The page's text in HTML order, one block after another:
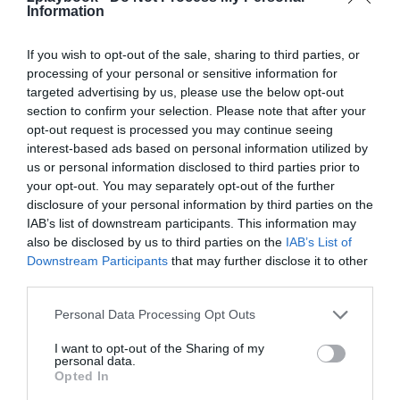
Information
If you wish to opt-out of the sale, sharing to third parties, or
processing of your personal or sensitive information for
targeted advertising by us, please use the below opt-out
section to confirm your selection. Please note that after your
opt-out request is processed you may continue seeing
interest-based ads based on personal information utilized by
us or personal information disclosed to third parties prior to
your opt-out. You may separately opt-out of the further
disclosure of your personal information by third parties on the
IAB’s list of downstream participants. This information may
also be disclosed by us to third parties on the IAB’s List of
Downstream Participants that may further disclose it to other
Personal Data Processing Opt Outs
I want to opt-out of the Sharing of my
personal data.
Opted In
Otro punto de gran interés para la Fifa es el
a la entidad presidida por Gianni Infantino en este
aspecto, el país ha prometido que en 2034 podrá
ofrecer en sus ciudades sede más de 228.100
habitaciones que cumplirán con “los requisitos” que
impone el regulador del fútbol mundial. Además, como
curiosidad, la candidatura se ha propuesto tener
51.000 camas en hoteles cinco estrellas en Riad
y
otras 15.000 camas del mismo rango en Yeda. En Neom,
el “hotel sede de la Fifa y el hotel VIP” propuestos por
la organización serán “dos de los siete hoteles de lujo y
ultralujo” que se desarrollarán en The Line, un
rascacielos que medirá 500 metros de alto por 170
kilómetros de largo.
Relacionado
Qué son los Juegos Olímpicos de esports y por qué se